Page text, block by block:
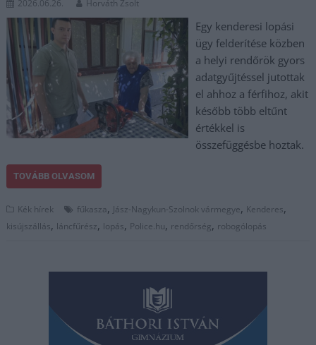
2026.06.26. Horváth Zsolt
Egy kenderesi lopási
ügy felderítése közben
a helyi rendőrök gyors
adatgyűjtéssel jutottak
el ahhoz a férfihoz, akit
később több eltűnt
értékkel is
összefüggésbe hoztak.
TOVÁBB OLVASOM
Kék hírek fűkasza, Jász-Nagykun-Szolnok vármegye, Kenderes,
kisújszállás, láncfűrész, lopás, Police.hu, rendőrség, robogólopás